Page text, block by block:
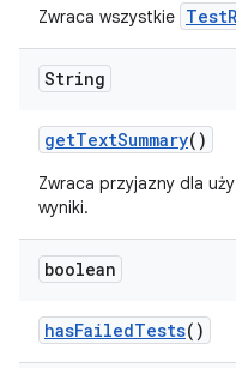
Zwraca wszystkie
String
getTextSummary()
Zwraca przyjazny dla
wyniki.
boolean
hasFailedTests()